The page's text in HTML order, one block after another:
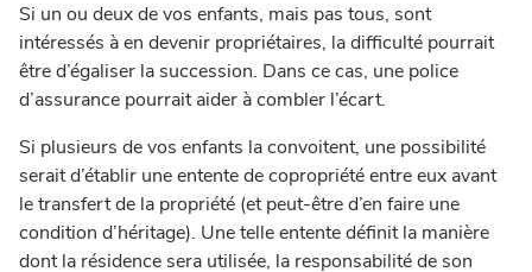
Si un ou deux de vos enfants, mais pas tous, sont
intéressés à en devenir propriétaires, la difficulté pourrait
être d’égaliser la succession. Dans ce cas, une police
d’assurance pourrait aider à combler l’écart.
Si plusieurs de vos enfants la convoitent, une possibilité
serait d’établir une entente de copropriété entre eux avant
le transfert de la propriété (et peut-être d’en faire une
condition d’héritage). Une telle entente définit la manière
dont la résidence sera utilisée, la responsabilité de son